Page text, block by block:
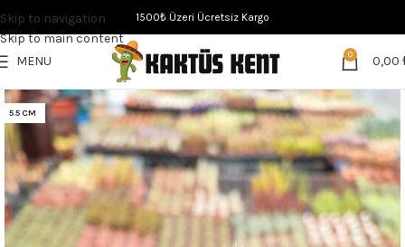
Skip to navigation
Skip to main content
1500₺ Üzeri Ücretsiz Kargo
MENU 0 0,00
5.5 CM